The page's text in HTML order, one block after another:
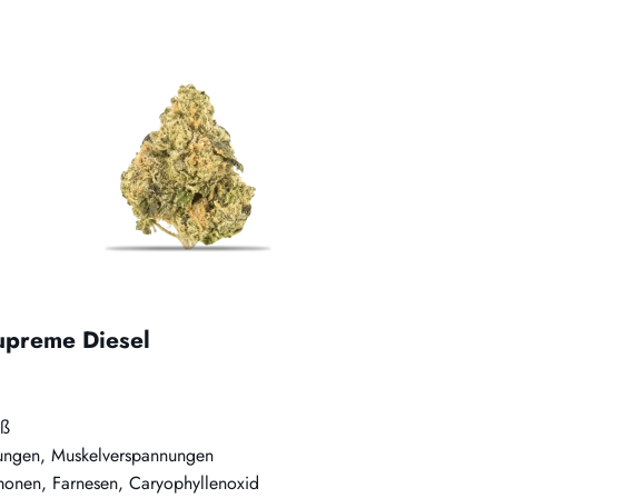
Diesel
Muskelverspannungen
Farnesen, Caryophyllenoxid